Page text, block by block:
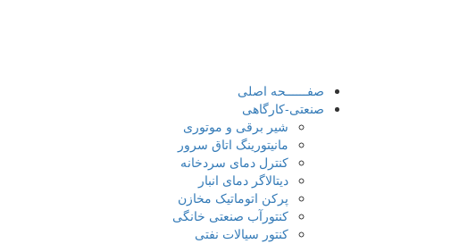
صفــــــحه اصلی
صنعتی-کارگاهی
شیر برقی و موتوری
مانیتورینگ اتاق سرور
کنترل دمای سردخانه
دیتالاگر دمای انبار
پرکن اتوماتیک مخازن
کنتورآب صنعتی خانگی
کنتور سیالات نفتی